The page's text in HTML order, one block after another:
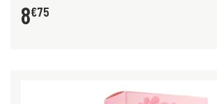
8€75